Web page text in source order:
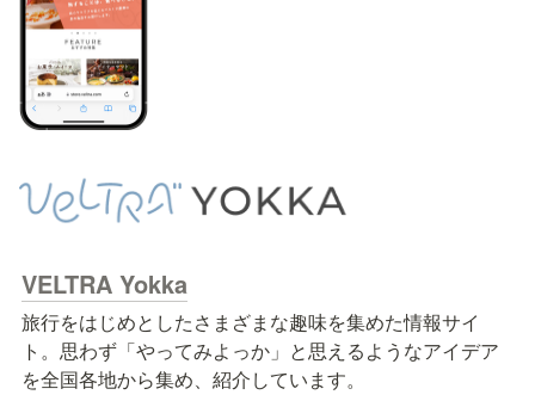
VELTRA Yokka
旅行をはじめとしたさまざまな趣味を集めた情報サイ
ト。思わず「やってみよっか」と思えるようなアイデア
を全国各地から集め、紹介しています。